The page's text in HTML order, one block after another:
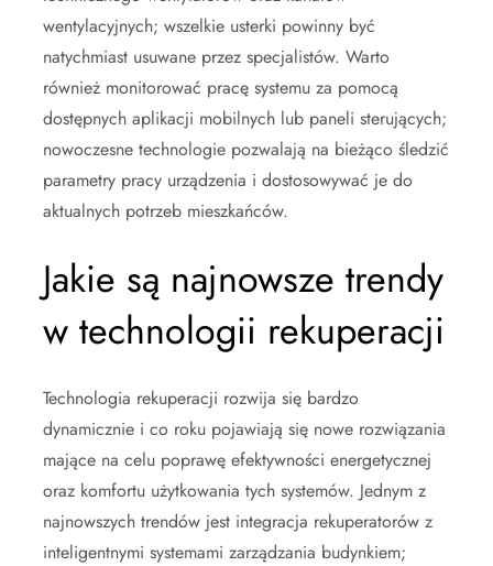
wentylacyjnych; wszelkie usterki powinny być
natychmiast usuwane przez specjalistów. Warto
również monitorować pracę systemu za pomocą
dostępnych aplikacji mobilnych lub paneli sterujących;
nowoczesne technologie pozwalają na bieżąco śledzić
parametry pracy urządzenia i dostosowywać je do
aktualnych potrzeb mieszkańców.
Jakie są najnowsze trendy
w technologii rekuperacji
Technologia rekuperacji rozwija się bardzo
dynamicznie i co roku pojawiają się nowe rozwiązania
mające na celu poprawę efektywności energetycznej
oraz komfortu użytkowania tych systemów. Jednym z
najnowszych trendów jest integracja rekuperatorów z
inteligentnymi systemami zarządzania budynkiem;